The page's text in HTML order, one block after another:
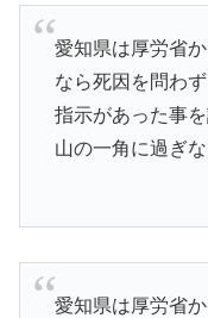
愛知県は厚労省
なら死因を問わ
指示があった事
山の一角に過ぎ
愛知県は厚労省